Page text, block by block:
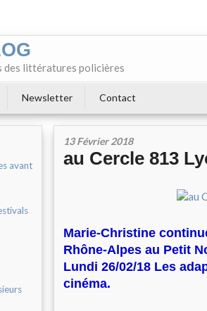
des littératures policières
Newsletter Contact
avant
13 Février 2018
au Cercle 813
Marie-Christine
Rhône-Alpes au Petit
Lundi 26/02/18 Les
cinéma.